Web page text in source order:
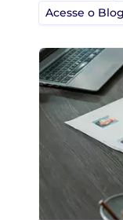
Acesse o